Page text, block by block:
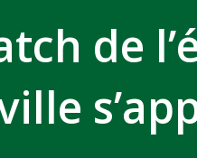
de